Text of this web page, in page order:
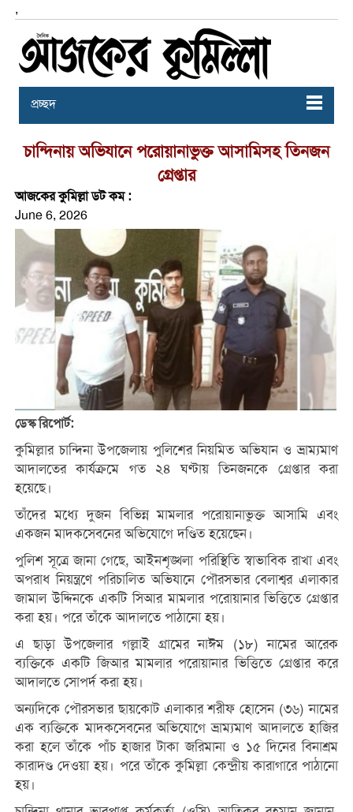
,
প্রচ্ছদ
চান্দিনায় অভিযানে পরোয়ানাভুক্ত আসামিসহ তিনজন
গ্রেপ্তার
আজকের কুমিল্লা ডট কম :
June 6, 2026
ডেস্ক রিপোর্ট:
কুমিল্লার চান্দিনা উপজেলায় পুলিশের নিয়মিত অভিযান ও ভ্রাম্যমাণ
আদালতের কার্যক্রমে গত ২৪ ঘণ্টায় তিনজনকে গ্রেপ্তার করা
হয়েছে।
তাঁদের মধ্যে দুজন বিভিন্ন মামলার পরোয়ানাভুক্ত আসামি এবং
একজন মাদকসেবনের অভিযোগে দণ্ডিত হয়েছেন।
পুলিশ সূত্রে জানা গেছে, আইনশৃঙ্খলা পরিস্থিতি স্বাভাবিক রাখা এবং
অপরাধ নিয়ন্ত্রণে পরিচালিত অভিযানে পৌরসভার বেলাশ্বর এলাকার
জামাল উদ্দিনকে একটি সিআর মামলার পরোয়ানার ভিত্তিতে গ্রেপ্তার
করা হয়। পরে তাঁকে আদালতে পাঠানো হয়।
এ ছাড়া উপজেলার গল্লাই গ্রামের নাঈম (১৮) নামের আরেক
ব্যক্তিকে একটি জিআর মামলার পরোয়ানার ভিত্তিতে গ্রেপ্তার করে
আদালতে সোপর্দ করা হয়।
অন্যদিকে পৌরসভার ছায়কোট এলাকার শরীফ হোসেন (৩৬) নামের
এক ব্যক্তিকে মাদকসেবনের অভিযোগে ভ্রাম্যমাণ আদালতে হাজির
করা হলে তাঁকে পাঁচ হাজার টাকা জরিমানা ও ১৫ দিনের বিনাশ্রম
কারাদণ্ড দেওয়া হয়। পরে তাঁকে কুমিল্লা কেন্দ্রীয় কারাগারে পাঠানো
হয়।